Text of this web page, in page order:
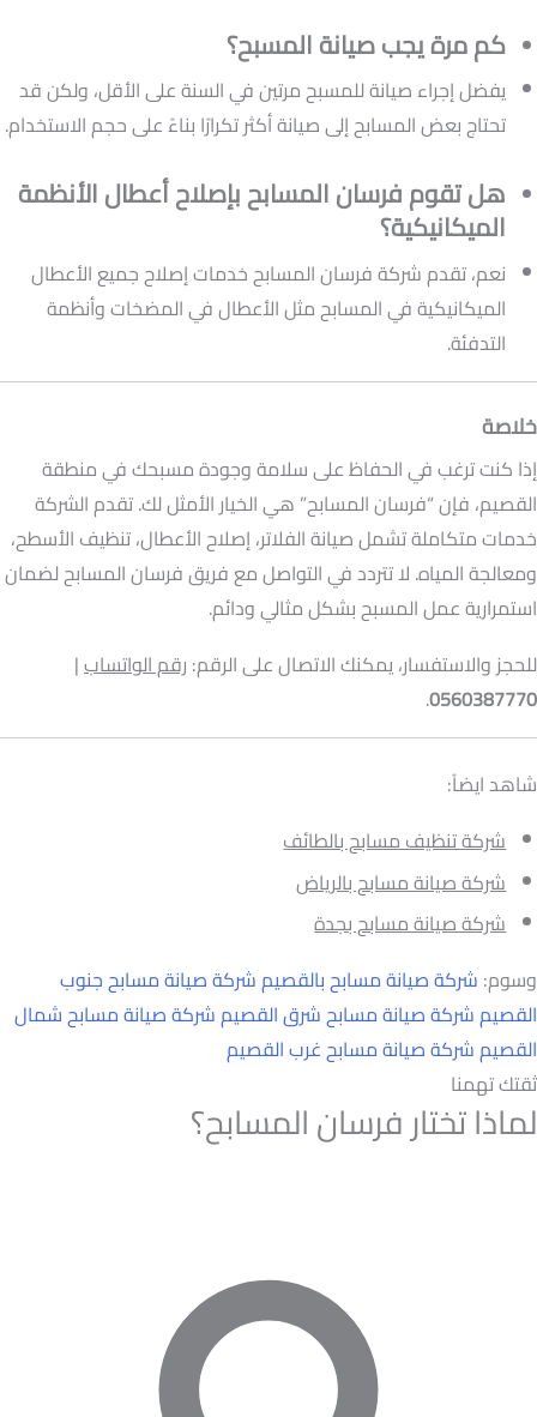
كم مرة يجب صيانة المسبح؟
يفضل إجراء صيانة للمسبح مرتين في السنة على الأقل، ولكن قد
تحتاج بعض المسابح إلى صيانة أكثر تكرارًا بناءً على حجم الاستخدام.
هل تقوم فرسان المسابح بإصلاح أعطال الأنظمة
الميكانيكية؟
نعم، تقدم شركة فرسان المسابح خدمات إصلاح جميع الأعطال
الميكانيكية في المسابح مثل الأعطال في المضخات وأنظمة
التدفئة.
خلاصة
إذا كنت ترغب في الحفاظ على سلامة وجودة مسبحك في منطقة
القصيم، فإن “فرسان المسابح” هي الخيار الأمثل لك. تقدم الشركة
خدمات متكاملة تشمل صيانة الفلاتر، إصلاح الأعطال، تنظيف الأسطح،
ومعالجة المياه. لا تتردد في التواصل مع فريق فرسان المسابح لضمان
استمرارية عمل المسبح بشكل مثالي ودائم.
للحجز والاستفسار، يمكنك الاتصال على الرقم: رقم الواتساب|
0560387770
.
شاهد ايضاً:
شركة تنظيف مسابح بالطائف
شركة صيانة مسابح بالرياض
شركة صيانة مسابح بجدة
وسوم: شركة صيانة مسابح بالقصيمشركة صيانة مسابح جنوب
القصيمشركة صيانة مسابح شرق القصيمشركة صيانة مسابح شمال
القصيمشركة صيانة مسابح غرب القصيم
ثقتك تهمنا
لماذا تختار فرسان المسابح؟